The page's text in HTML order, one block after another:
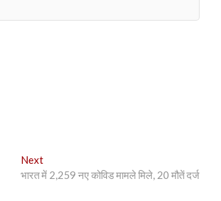
NextNext
post:
भारत में 2,259 नए कोविड मामले मिले, 20 मौतें दर्ज